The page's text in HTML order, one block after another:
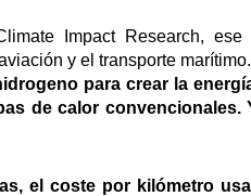
Impact Research,
y el transporte
para crear la
de calor
el coste por kilómetro